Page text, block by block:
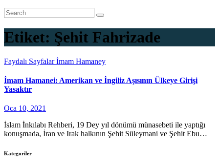
Etiket: Şehit Fahrizade
Faydalı Sayfalarİmam Hamaney
İmam Hamanei: Amerikan ve İngiliz Aşısının Ülkeye Girişi
Yasaktır
Oca 10, 2021
İslam İnkılabı Rehberi, 19 Dey yıl dönümü münasebeti ile yaptığı
konuşmada, İran ve Irak halkının Şehit Süleymani ve Şehit Ebu…
Kategoriler